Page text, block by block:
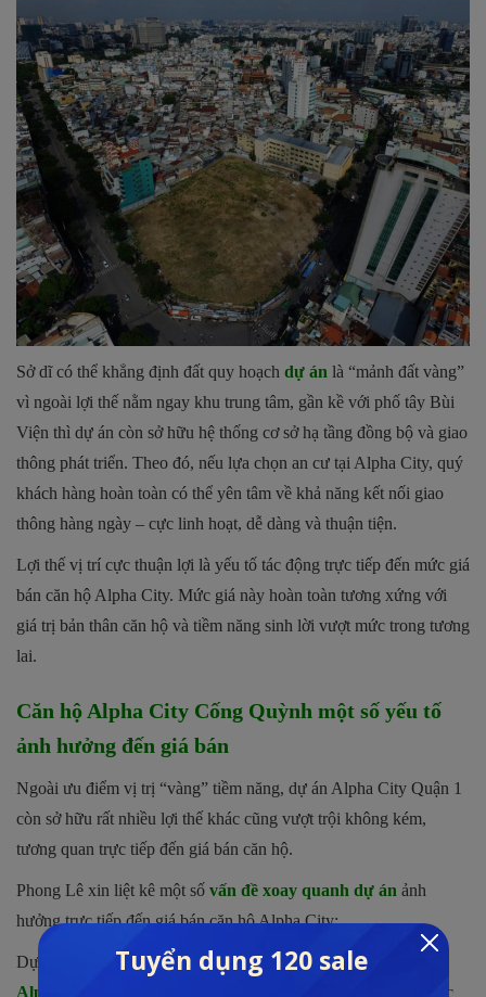
Sở dĩ có thể khẳng định đất quy hoạch dự án là “mảnh đất vàng”
vì ngoài lợi thế nằm ngay khu trung tâm, gần kề với phố tây Bùi
Viện thì dự án còn sở hữu hệ thống cơ sở hạ tầng đồng bộ và giao
thông phát triển. Theo đó, nếu lựa chọn an cư tại Alpha City, quý
khách hàng hoàn toàn có thể yên tâm về khả năng kết nối giao
thông hàng ngày – cực linh hoạt, dễ dàng và thuận tiện.
Lợi thế vị trí cực thuận lợi là yếu tố tác động trực tiếp đến mức giá
bán căn hộ Alpha City. Mức giá này hoàn toàn tương xứng với
giá trị bản thân căn hộ và tiềm năng sinh lời vượt mức trong tương
lai.
Căn hộ Alpha City Cống Quỳnh một số yếu tố
ảnh hưởng đến giá bán
Ngoài ưu điểm vị trị “vàng” tiềm năng, dự án Alpha City Quận 1
còn sở hữu rất nhiều lợi thế khác cũng vượt trội không kém,
tương quan trực tiếp đến giá bán căn hộ.
Phong Lê xin liệt kê một số vấn đề xoay quanh dự án ảnh
hưởng trực tiếp đến giá bán căn hộ Alpha City:
Dự án được đầu tư phát triển bởi tập đoàn bất động sản lớn
Alpha King
(trụ sở chính tại Hong Kong), có uy tín và tiềm lực